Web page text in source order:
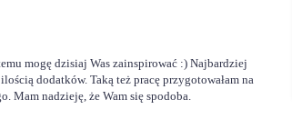
mogę dzisiaj Was zainspirować :) Najbardziej
dodatków. Taką też pracę przygotowałam na
Mam nadzieję, że Wam się spodoba.